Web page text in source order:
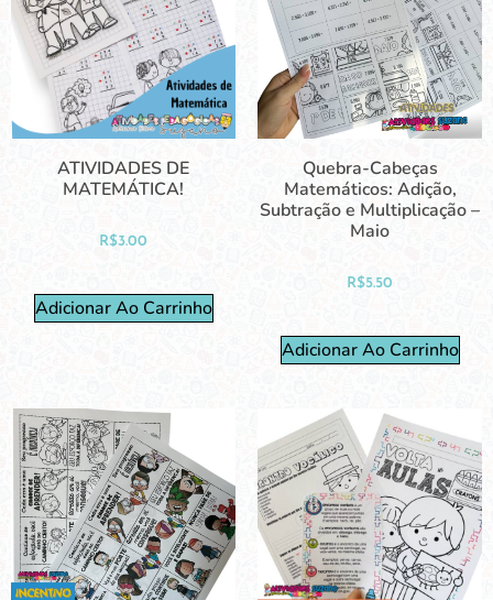
ATIVIDADES DE
MATEMÁTICA!
R$3.00
Adicionar Ao Carrinho
Quebra-Cabeças
Matemáticos: Adição,
Subtração e Multiplicação –
Maio
R$5.50
Adicionar Ao Carrinho